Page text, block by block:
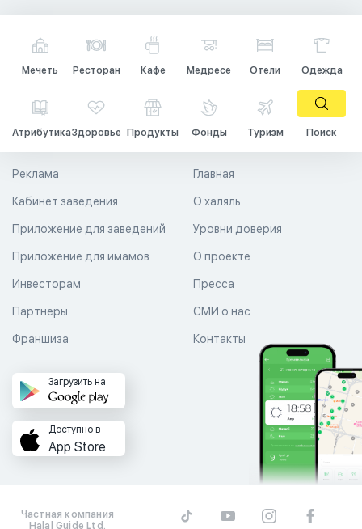
Мечеть Ресторан Кафе Медресе Отели Одежда
АтрибутикаЗдоровье Продукты Фонды Туризм Поиск
Главная
О халяль
Уровни доверия
Реклама
Кабинет заведения
Приложение для заведений
Приложение для имамов О проекте
Пресса
СМИ о нас
Контакты
Инвесторам
Партнеры
Франшиза
Загрузить на
Доступно в
App Store
Частная компания
Halal Guide Ltd.